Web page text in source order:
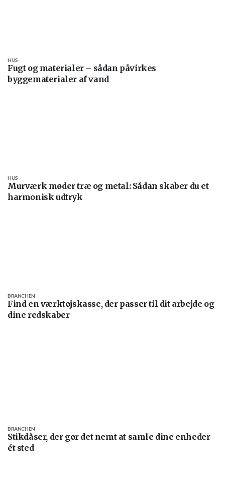
Fugt og materialer – sådan påvirkes
byggematerialer af vand
HUS
Murværk møder træ og metal: Sådan skaber du et
harmonisk udtryk
HUS
Find en værktøjskasse, der passer til dit arbejde og
dine redskaber
BRANCHEN
Stikdåser, der gør det nemt at samle dine enheder
ét sted
BRANCHEN